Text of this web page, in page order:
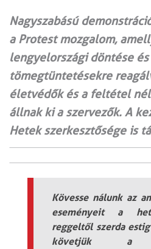
Nagyszabású
a Protest mozgalom,
lengyelországi döntése
tömegtüntetésekre
életvédők és a feltétel
állnak ki a szervezők. A
Hetek szerkesztősége is
Kövesse nálunk az
eseményeit a
reggeltől szerda
követjük a